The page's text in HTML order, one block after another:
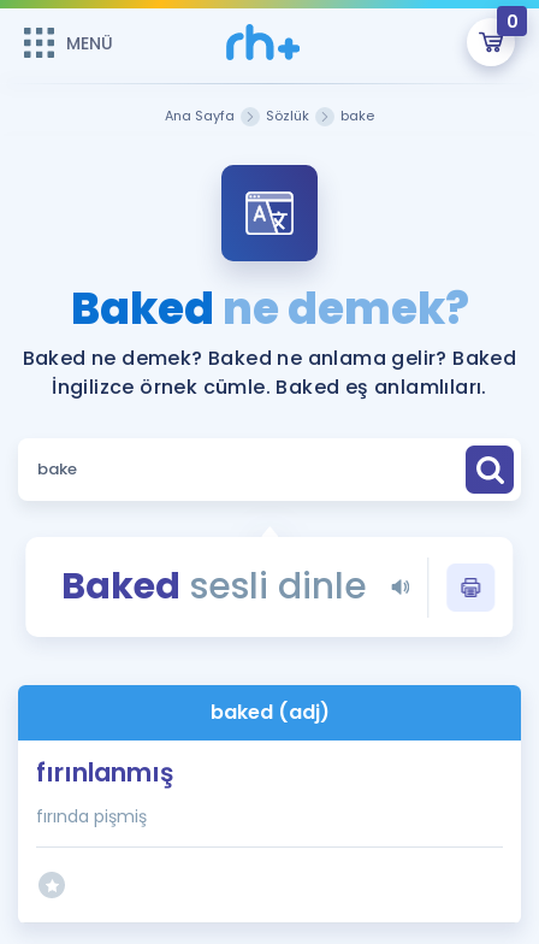
MENÜ
0
ÜYE DEĞİLİM
Sepetin Şu An Boş.
Remzi Hoca ile seni sınava hazırlayacak onlarca eğitim seni
bekliyor!
MENÜ
Faydalı Araçlar
Sözlük
Blog
İngilizce Gramer
Ana Sayfa Sözlük bake
Baked ne demek?
Baked ne demek? Baked ne anlama gelir? Baked
İngilizce örnek cümle. Baked eş anlamlıları.
Baked sesli dinle
baked (adj)
fırınlanmış
fırında pişmiş